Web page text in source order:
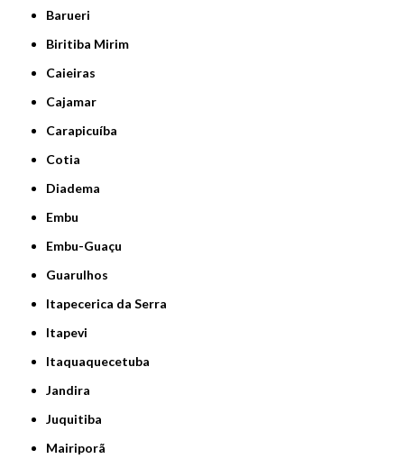
Barueri
Biritiba Mirim
Caieiras
Cajamar
Carapicuíba
Cotia
Diadema
Embu
Embu-Guaçu
Guarulhos
Itapecerica da Serra
Itapevi
Itaquaquecetuba
Jandira
Juquitiba
Mairiporã